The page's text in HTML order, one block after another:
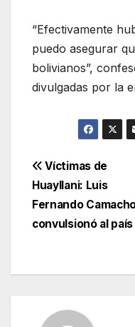
“Efectivamente
puedo asegurar
bolivianos”,
divulgadas por la
de
entradas
Víctimas de
Huayllani: Luis
Fernando
convulsionó al país